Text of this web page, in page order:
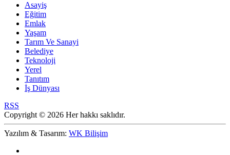
Asayiş
Eğitim
Emlak
Yaşam
Tarım Ve Sanayi
Belediye
Teknoloji
Yerel
Tanıtım
İş Dünyası
RSS
Copyright © 2026 Her hakkı saklıdır.
Yazılım & Tasarım: WK Bilişim